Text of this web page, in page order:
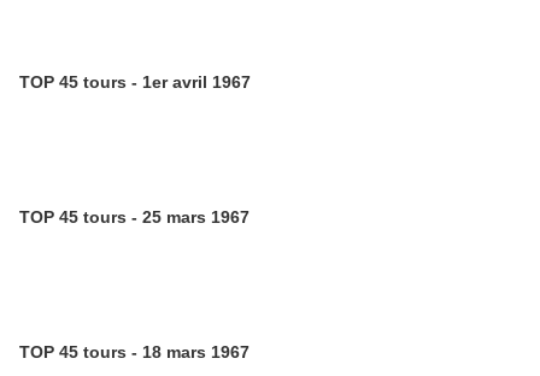
TOP 45 tours - 1er avril 1967
TOP 45 tours - 25 mars 1967
TOP 45 tours - 18 mars 1967